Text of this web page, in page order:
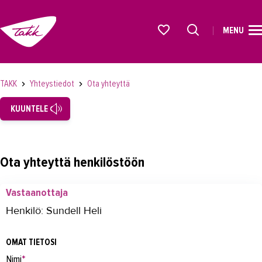
OPISKELIJAKSI
YRITYKSILLE
OMA TAKK
MENU
TAKK Yhteystiedot Ota yhteyttä
KUUNTELE
Ota yhteyttä henkilöstöön
Vastaanottaja
Henkilö: Sundell Heli
OMAT TIETOSI
Nimi*